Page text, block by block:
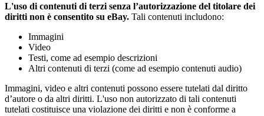
L'uso di contenuti di terzi senza l’autorizzazione del titolare dei
diritti non è consentito su eBay. Tali contenuti includono:
Immagini
Video
Testi, come ad esempio descrizioni
Altri contenuti di terzi (come ad esempio contenuti audio)
Immagini, video e altri contenuti possono essere tutelati dal diritto
d’autore o da altri diritti. L'uso non autorizzato di tali contenuti
tutelati costituisce una violazione dei diritti e non è conforme a